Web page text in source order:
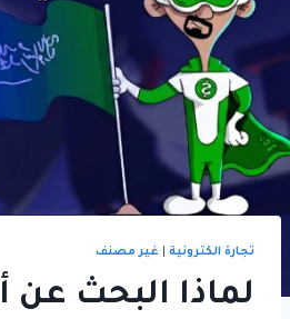
تجارة الكترونية غير مصنف
لماذا البحث